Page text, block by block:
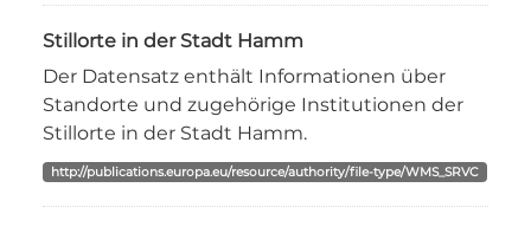
Stillorte in der Stadt Hamm
Der Datensatz enthält Informationen über
Standorte und zugehörige Institutionen der
Stillorte in der Stadt Hamm.
http://publications.europa.eu/resource/authority/file-type/WMS_SRVC